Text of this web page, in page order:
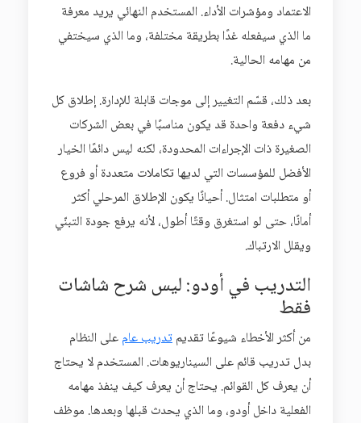
الاعتماد ومؤشرات الأداء. المستخدم النهائي يريد معرفة
ما الذي سيفعله غدًا بطريقة مختلفة، وما الذي سيختفي
من مهامه الحالية.
بعد ذلك، قسّم التغيير إلى موجات قابلة للإدارة. إطلاق كل
شيء دفعة واحدة قد يكون مناسبًا في بعض الشركات
الصغيرة ذات الإجراءات المحدودة، لكنه ليس دائمًا الخيار
الأفضل للمؤسسات التي لديها تكاملات متعددة أو فروع
أو متطلبات امتثال. أحيانًا يكون الإطلاق المرحلي أكثر
أمانًا، حتى لو استغرق وقتًا أطول، لأنه يرفع جودة التبنّي
ويقلل الارتباك.
التدريب في أودو: ليس شرح شاشات
فقط
من أكثر الأخطاء شيوعًا تقديمتدريب عامعلى النظام
بدل تدريب قائم على السيناريوهات. المستخدم لا يحتاج
أن يعرف كل القوائم. يحتاج أن يعرف كيف ينفذ مهامه
الفعلية داخل أودو، وما الذي يحدث قبلها وبعدها. موظف